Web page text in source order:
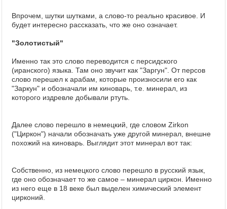
Впрочем, шутки шутками, а слово-то реально красивое. И
будет интересно рассказать, что же оно означает.
"Золотистый"
Именно так это слово переводится с персидского
(иранского) языка. Там оно звучит как "Заргун". От персов
слово перешел к арабам, которые произносили его как
"Заркун" и обозначали им киноварь, т.е. минерал, из
которого издревле добывали ртуть.
Далее слово перешло в немецкий, где словом Zirkon
("Циркон") начали обозначать уже другой минерал, внешне
похожий на киноварь. Выглядит этот минерал вот так:
Собственно, из немецкого слово перешло в русский язык,
где оно обозначает то же самое – минерал циркон. Именно
из него еще в 18 веке был выделен химический элемент
цирконий.